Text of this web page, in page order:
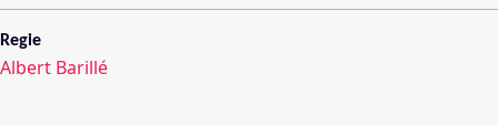
Regie
Albert Barillé